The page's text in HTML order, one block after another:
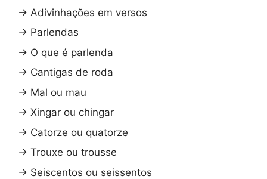
→ Adivinhações em versos
→ Parlendas
→ O que é parlenda
→ Cantigas de roda
→ Mal ou mau
→ Xingar ou chingar
→ Catorze ou quatorze
→ Trouxe ou trousse
→ Seiscentos ou seissentos